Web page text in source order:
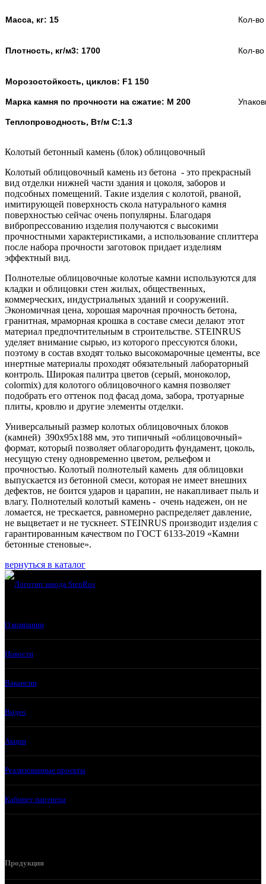
Масса, кг: 15 Кол-
Плотность, кг/м3: 1700 Кол-
Морозостойкость, циклов: F1 150
Марка камня по прочности на сжатие: М 200
Теплопроводность, Вт/м С:1.3
Колотый бетонный камень (блок) облицовочный
Колотый облицовочный камень из бетона - это прекрасный
вид отделки нижней части здания и цоколя, заборов и
подсобных помещений. Такие изделия с колотой, рваной,
имитирующей поверхность скола натурального камня
поверхностью сейчас очень популярны. Благодаря
вибропрессованию изделия получаются с высокими
прочностными характеристиками, а использование сплиттера
после набора прочности заготовок придает изделиям
эффектный вид.
Полнотелые облицовочные колотые камни используются для
кладки и облицовки стен жилых, общественных,
коммерческих, индустриальных зданий и сооружений.
Экономичная цена, хорошая марочная прочность бетона,
гранитная, мраморная крошка в составе смеси делают этот
материал предпочтительным в строительстве. STEINRUS
уделяет внимание сырью, из которого прессуются блоки,
поэтому в состав входят только высокомарочные цементы, все
инертные материалы проходят обязательный лабораторный
контроль. Широкая палитра цветов (серый, моноколор,
colormix) для колотого облицовочного камня позволяет
подобрать его оттенок под фасад дома, забора, тротуарные
плиты, кровлю и другие элементы отделки.
Универсальный размер колотых облицовочных блоков
(камней) 390х95х188 мм, это типичный «облицовочный»
формат, который позволяет облагородить фундамент, цоколь,
несущую стену одновременно цветом, рельефом и
прочностью. Колотый полнотелый камень для облицовки
выпускается из бетонной смеси, которая не имеет внешних
дефектов, не боится ударов и царапин, не накапливает пыль и
влагу. Полнотелый колотый камень - очень надежен, он не
ломается, не трескается, равномерно распределяет давление,
не выцветает и не тускнеет. STEINRUS производит изделия с
гарантированным качеством по ГОСТ 6133-2019 «Камни
бетонные стеновые».
вернуться в каталог
О компании
Новости
Вакансии
Видео
Акции
Реализованные проекты
Кабинет партнера
Продукция